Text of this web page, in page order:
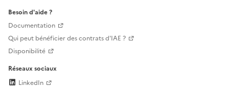
Besoin d'aide ?
Documentation
Qui peut bénéficier des contrats d'IAE ?
Disponibilité
Réseaux sociaux
LinkedIn